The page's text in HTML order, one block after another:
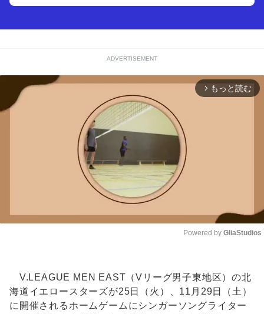
ADVERTISEMENT
arrow_forward_ios もっと読む
Powered by GliaStudios
V.LEAGUE MEN EAST（Vリーグ男子東地区）の北
海道イエロースターズが25日（火）、11月29日（土）
に開催されるホームゲームにシンガーソングライター